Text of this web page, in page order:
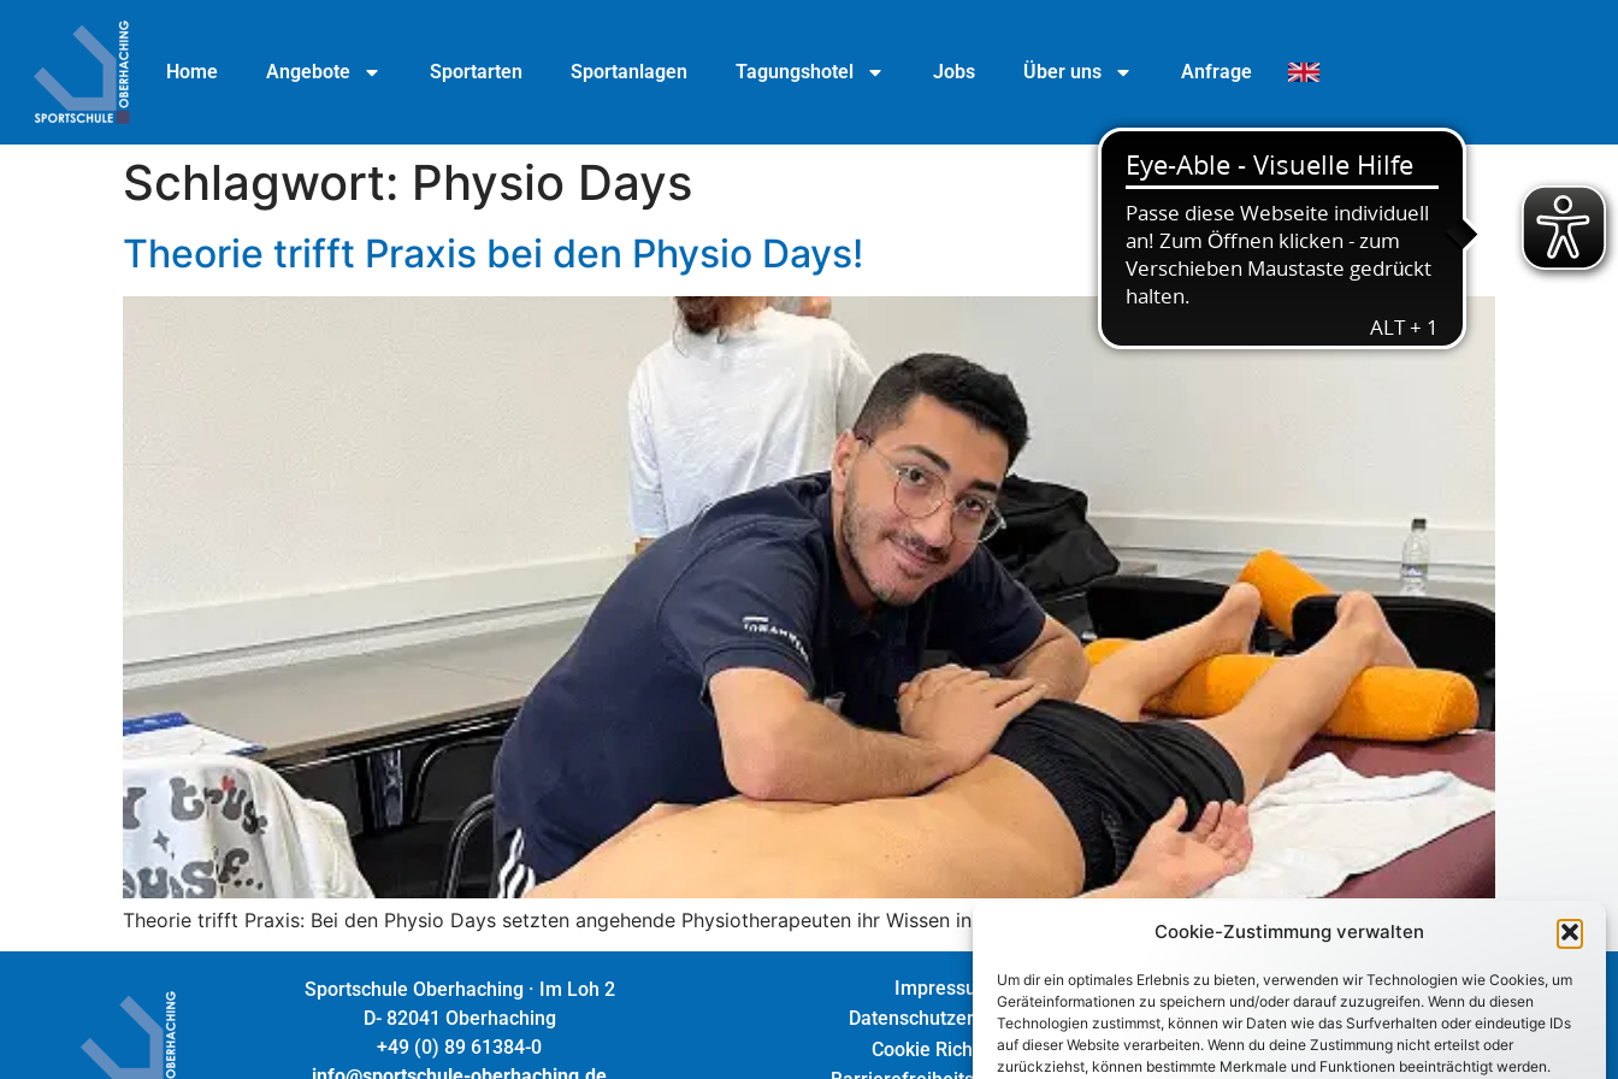
Cookie-Zustimmung verwalten
Um dir ein optimales Erlebnis zu bieten, verwenden wir Technologien wie Cookies, um
Geräteinformationen zu speichern und/oder darauf zuzugreifen. Wenn du diesen
Technologien zustimmst, können wir Daten wie das Surfverhalten oder eindeutige IDs
auf dieser Website verarbeiten. Wenn du deine Zustimmung nicht erteilst oder
zurückziehst, können bestimmte Merkmale und Funktionen beeinträchtigt werden.
Home Angebote Sportarten Sportanlagen Tagungshotel Jobs Über uns Anfrage
Schlagwort: Physio Days
Theorie trifft Praxis bei den Physio Days!
Theorie trifft Praxis: Bei den Physio Days setzten angehende Physiotherapeuten ihr Wissen in der Praxis um!
Sportschule Oberhaching · Im Loh 2
D- 82041 Oberhaching
+49 (0) 89 61384-0
Impressum
Datenschutzerklärung
Cookie Richtlinie